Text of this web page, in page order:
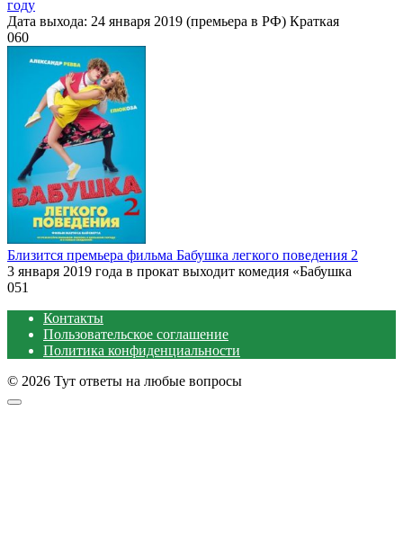
году
Дата выхода: 24 января 2019 (премьера в РФ) Краткая
060
Близится премьера фильма Бабушка легкого поведения 2
3 января 2019 года в прокат выходит комедия «Бабушка
051
Контакты
Пользовательское соглашение
Политика конфиденциальности
© 2026 Тут ответы на любые вопросы